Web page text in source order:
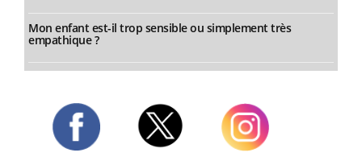
Mon enfant est-il trop sensible ou simplement très
empathique ?